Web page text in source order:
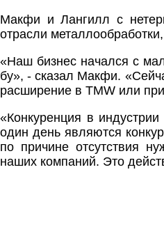
Макфи и Лангилл с
отрасли
«Наш бизнес начался с
бу», - сказал Макфи.
расширение в TMW или
«Конкуренция в
один день являются
по причине отсутствия
наших компаний. Это